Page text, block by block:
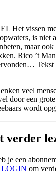
Het vissen
is niet
maar ook
Rico ’t
Tekst
veel
door een
wordt
verder
je een
LOGIN om